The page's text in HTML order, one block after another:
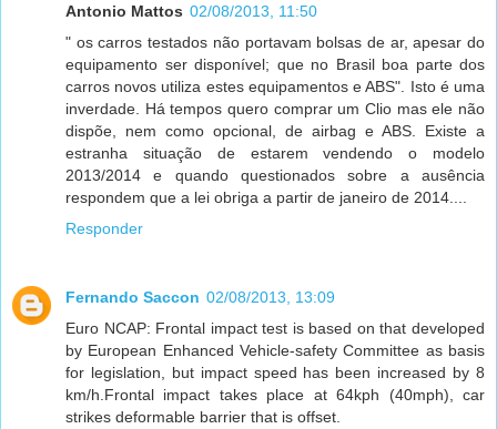
Antonio Mattos 02/08/2013, 11:50
" os carros testados não portavam bolsas de ar, apesar do
equipamento ser disponível; que no Brasil boa parte dos
carros novos utiliza estes equipamentos e ABS". Isto é uma
inverdade. Há tempos quero comprar um Clio mas ele não
dispõe, nem como opcional, de airbag e ABS. Existe a
estranha situação de estarem vendendo o modelo
2013/2014 e quando questionados sobre a ausência
respondem que a lei obriga a partir de janeiro de 2014....
Responder
Fernando Saccon 02/08/2013, 13:09
Euro NCAP: Frontal impact test is based on that developed
by European Enhanced Vehicle-safety Committee as basis
for legislation, but impact speed has been increased by 8
km/h.Frontal impact takes place at 64kph (40mph), car
strikes deformable barrier that is offset.